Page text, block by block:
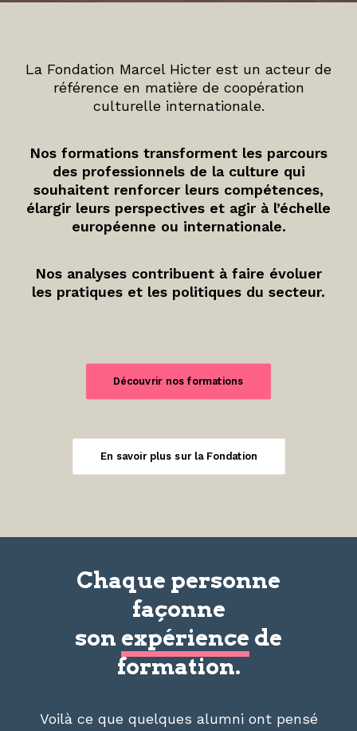
La Fondation Marcel Hicter est un acteur de
référence en matière de coopération
culturelle internationale.
Nos formations transforment les parcours
des professionnels de la culture qui
souhaitent renforcer leurs compétences,
élargir leurs perspectives et agir à l’échelle
européenne ou internationale.
Nos analyses contribuent à faire évoluer
les pratiques et les politiques du secteur.
Découvrir nos formations
En savoir plus sur la Fondation
Chaque personne
façonne
son expérience de
formation.
Voilà ce que quelques alumni ont pensé